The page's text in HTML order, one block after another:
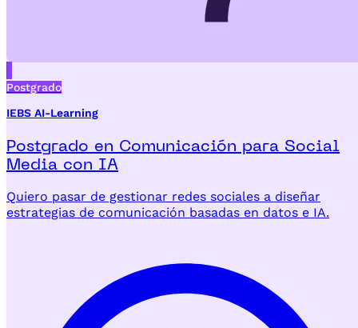
Postgrado
IEBS AI-Learning
Postgrado en Comunicación para Social
Media con IA
Quiero pasar de gestionar redes sociales a diseñar
estrategias de comunicación basadas en datos e IA.